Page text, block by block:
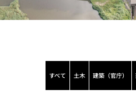
すべて 土木 建築（官庁）